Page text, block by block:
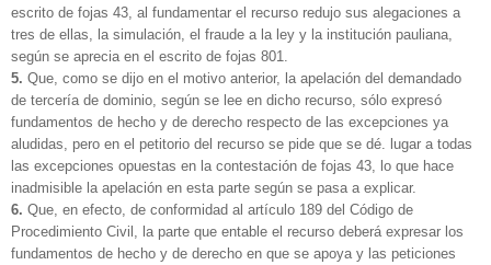
escrito de fojas 43, al fundamentar el recurso redujo sus alegaciones a
tres de ellas, la simulación, el fraude a la ley y la institución pauliana,
según se aprecia en el escrito de fojas 801.
5. Que, como se dijo en el motivo anterior, la apelación del demandado
de tercería de dominio, según se lee en dicho recurso, sólo expresó
fundamentos de hecho y de derecho respecto de las excepciones ya
aludidas, pero en el petitorio del recurso se pide que se dé. lugar a todas
las excepciones opuestas en la contestación de fojas 43, lo que hace
inadmisible la apelación en esta parte según se pasa a explicar.
6. Que, en efecto, de conformidad al artículo 189 del Código de
Procedimiento Civil, la parte que entable el recurso deberá expresar los
fundamentos de hecho y de derecho en que se apoya y las peticiones